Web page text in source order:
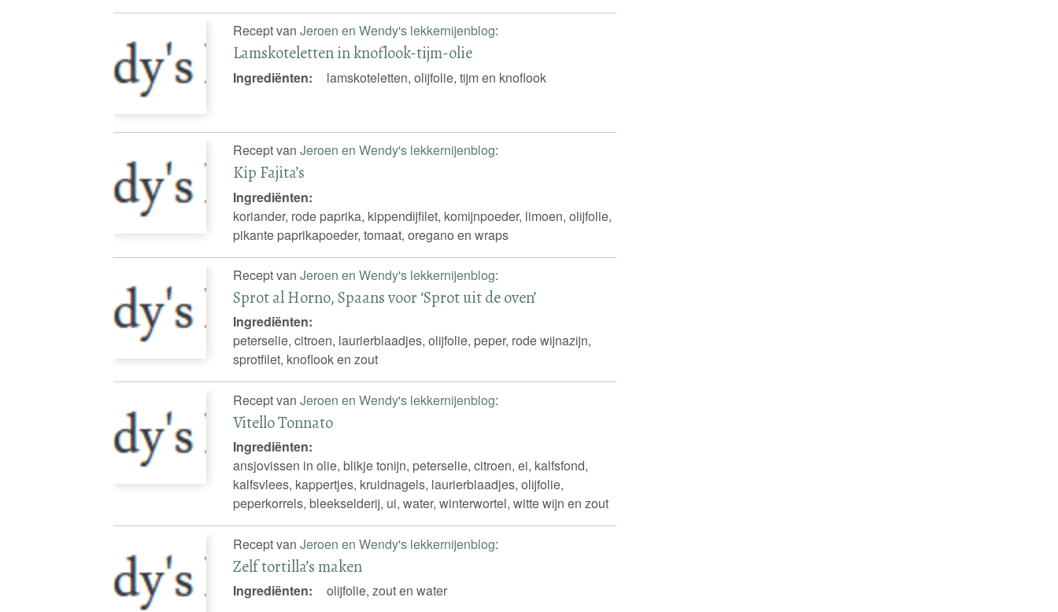
Recept vanJeroen en Wendy's lekkernijenblog:
Lamskoteletten in knoflook-tijm-olie
Ingrediënten: lamskoteletten, olijfolie, tijm en knoflook
Recept vanJeroen en Wendy's lekkernijenblog:
Kip Fajita’s
Ingrediënten:
koriander, rode paprika, kippendijfilet, komijnpoeder, limoen, olijfolie,
pikante paprikapoeder, tomaat, oregano en wraps
Recept vanJeroen en Wendy's lekkernijenblog:
Sprot al Horno, Spaans voor ‘Sprot uit de oven’
Ingrediënten:
peterselie, citroen, laurierblaadjes, olijfolie, peper, rode wijnazijn,
sprotfilet, knoflook en zout
Recept vanJeroen en Wendy's lekkernijenblog:
Vitello Tonnato
Ingrediënten:
ansjovissen in olie, blikje tonijn, peterselie, citroen, ei, kalfsfond,
kalfsvlees, kappertjes, kruidnagels, laurierblaadjes, olijfolie,
peperkorrels, bleekselderij, ui, water, winterwortel, witte wijn en zout
Recept vanJeroen en Wendy's lekkernijenblog:
Zelf tortilla’s maken
Ingrediënten: olijfolie, zout en water